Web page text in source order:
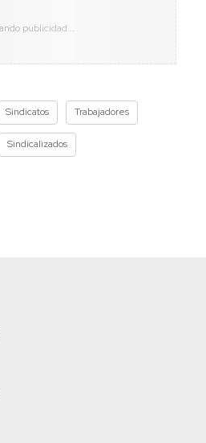
Sindicatos Trabajadores
Sindicalizados